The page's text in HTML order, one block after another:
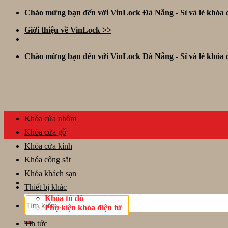
Skip
content
Chào mừng bạn đến với VinLock Đà Nẵng - Sỉ và lẻ khóa
Giới thiệu về VinLock >>
Chào mừng bạn đến với VinLock Đà Nẵng - Sỉ và lẻ khóa
Tìm
kiếm:
Khóa cửa nhôm
Khóa cửa gỗ
Khóa cửa kính
Khóa cổng sắt
Khóa khách sạn
Thiết bị khác
Khóa tủ đồ
Phụ kiện khóa điện tử
Tin tức